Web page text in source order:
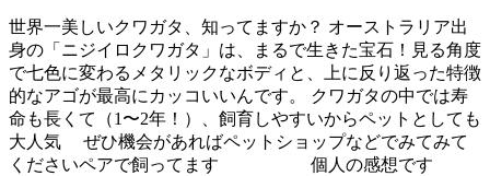
世界一美しいクワガタ、知ってますか？ オーストラリア出
身の「ニジイロクワガタ」は、まるで生きた宝石！見る角度
で七色に変わるメタリックなボディと、上に反り返った特徴
的なアゴが最高にカッコいいんです。 クワガタの中では寿
命も長くて（1〜2年！）、飼育しやすいからペットとしても
大人気 ぜひ機会があればペットショップなどでみてみて
くださいペアで飼ってます 個人の感想です